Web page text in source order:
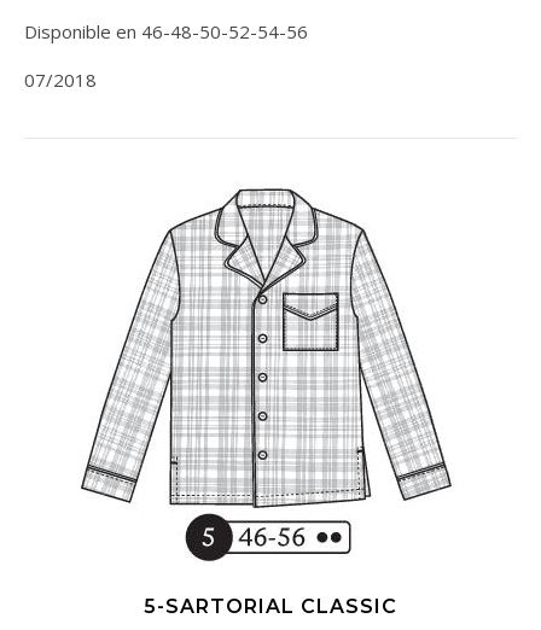
Disponible en 46-48-50-52-54-56
07/2018
5-SARTORIAL CLASSIC